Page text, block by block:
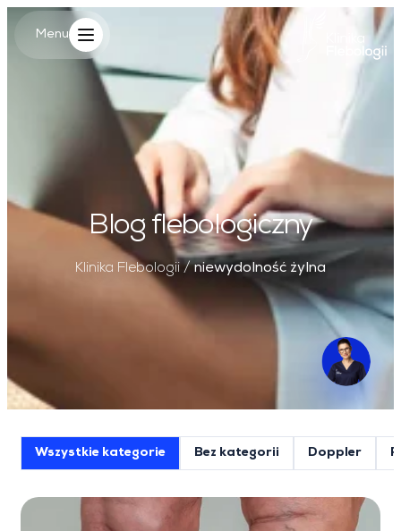
Menu
Menu Główne
Blog flebologiczny
Klinika Flebologii /niewydolność żylna
Wszystkie kategorie Bez kategorii Doppler
Lista postów